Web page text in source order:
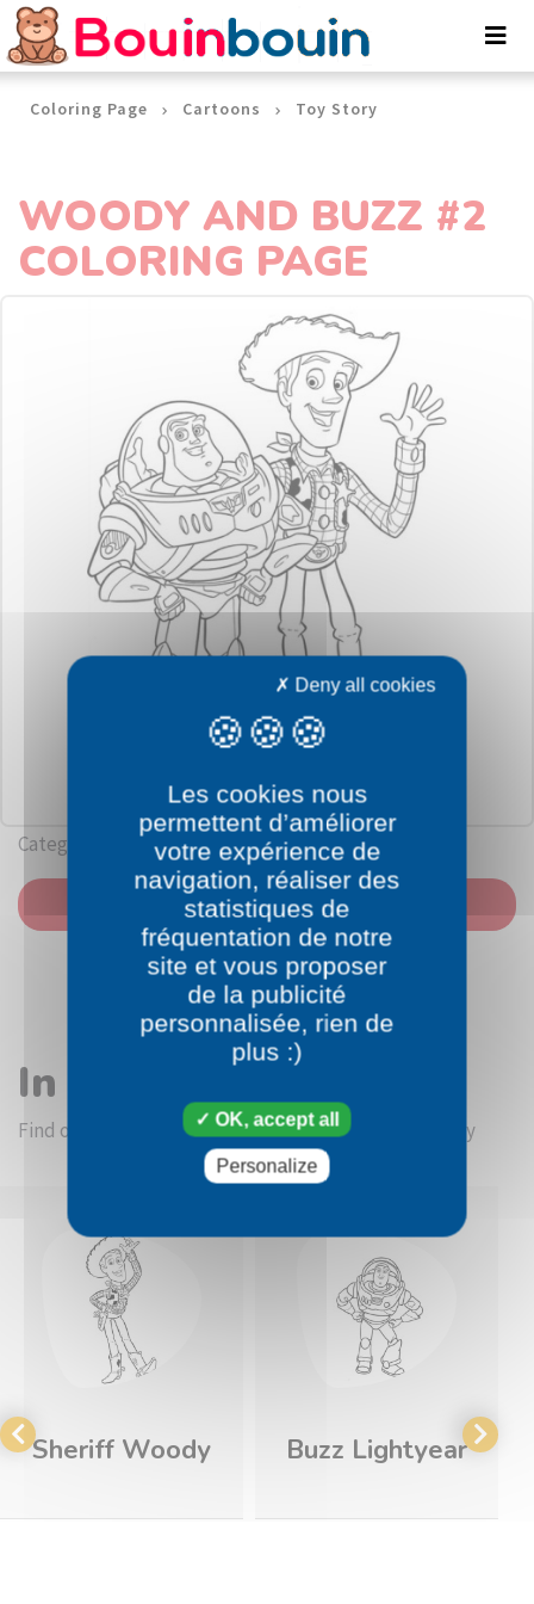
Coloring Page Cartoons Toy Story
WOODY AND BUZZ #2
COLORING PAGE
Category: Toy Story
PRINT
In the same category
Find other coloring pictures in the Toy Story category
Sheriff Woody Buzz Lightyear
Cookies management panel
Les cookies nous
permettent d’améliorer
votre expérience de
navigation, réaliser des
statistiques de
fréquentation de notre
site et vous proposer
de la publicité
personnalisée, rien de
plus :)
OK, accept all
Deny all cookies
Personalize